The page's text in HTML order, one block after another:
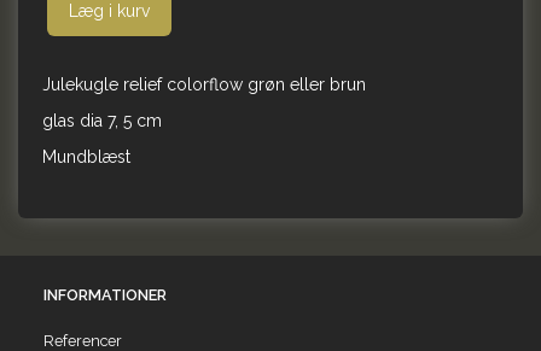
Læg i kurv
Julekugle relief colorflow grøn eller brun
glas dia 7, 5 cm
Mundblæst
INFORMATIONER
Referencer